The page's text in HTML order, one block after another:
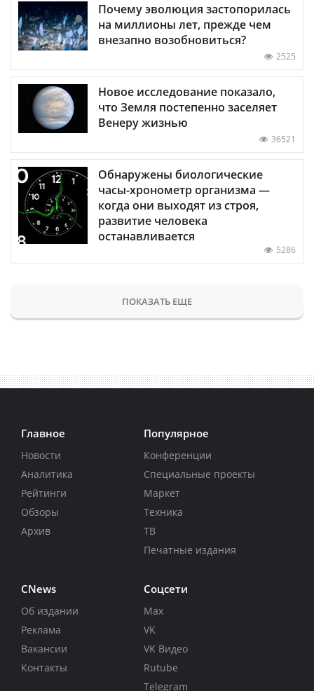
Почему эволюция застопорилась
на миллионы лет, прежде чем
внезапно возобновиться?
2525
Новое исследование показало,
что Земля постепенно заселяет
Венеру жизнью
36521
Обнаружены биологические
часы-хронометр организма —
когда они выходят из строя,
развитие человека
останавливается
5286
ПОКАЗАТЬ ЕЩЕ
Главное
Новости
Аналитика
Рейтинги
Обзоры
Архив
Популярное
Конференции
Специальные проекты
Маркет
Техника
ТВ
Печатные издания
CNews
Об издании
Реклама
Вакансии
Контакты
Соцсети
Max
VK
VK Видео
Rutube
Telegram